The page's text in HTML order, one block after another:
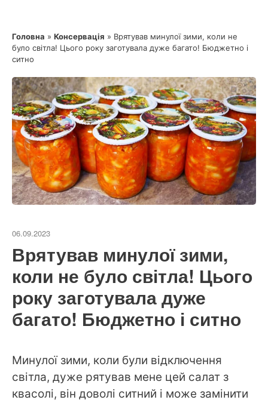
Головна » Консервація » Врятував минулої зими, коли не
було світла! Цього року заготувала дуже багато! Бюджетно і
ситно
06.09.2023
Врятував минулої зими,
коли не було світла! Цього
року заготувала дуже
багато! Бюджетно і ситно
Минулої зими, коли були відключення
світла, дуже рятував мене цей салат з
квасолі, він доволі ситний і може замінити